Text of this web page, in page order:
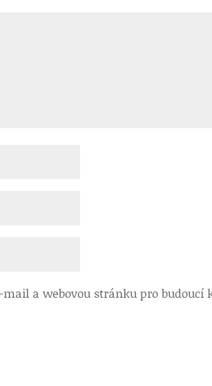
a webovou stránku pro budoucí